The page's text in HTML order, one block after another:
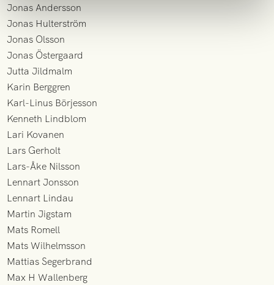
Jonas Andersson
Jonas Hulterström
Jonas Olsson
Jonas Östergaard
Jutta Jildmalm
Karin Berggren
Karl-Linus Börjesson
Kenneth Lindblom
Lari Kovanen
Lars Gerholt
Lars-Åke Nilsson
Lennart Jonsson
Lennart Lindau
Martin Jigstam
Mats Romell
Mats Wilhelmsson
Mattias Segerbrand
Max H Wallenberg